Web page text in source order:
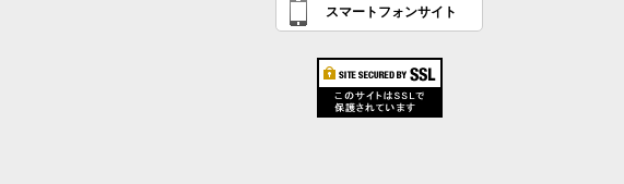
スマートフォンサイト